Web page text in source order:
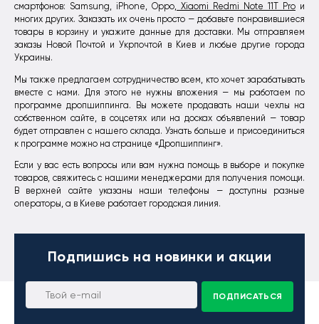
смартфонов: Samsung, iPhone, Oppo, Xiaomi Redmi Note 11T Pro и
многих других. Заказать их очень просто — добавьте понравившиеся
товары в корзину и укажите данные для доставки. Мы отправляем
заказы Новой Почтой и Укрпочтой в Киев и любые другие города
Украины.
Мы также предлагаем сотрудничество всем, кто хочет зарабатывать
вместе с нами. Для этого не нужны вложения — мы работаем по
программе дропшиппинга. Вы можете продавать наши чехлы на
собственном сайте, в соцсетях или на досках объявлений — товар
будет отправлен с нашего склада. Узнать больше и присоединиться
к программе можно на странице «Дропшиппинг».
Если у вас есть вопросы или вам нужна помощь в выборе и покупке
товаров, свяжитесь с нашими менеджерами для получения помощи.
В верхней сайте указаны наши телефоны — доступны разные
операторы, а в Киеве работает городская линия.
Подпишись на новинки и акции
ПОДПИСАТЬСЯ